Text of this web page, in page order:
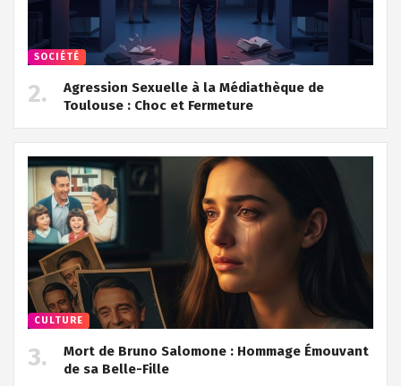
SOCIÉTÉ
Agression Sexuelle à la Médiathèque de
Toulouse : Choc et Fermeture
CULTURE
Mort de Bruno Salomone : Hommage Émouvant
de sa Belle-Fille